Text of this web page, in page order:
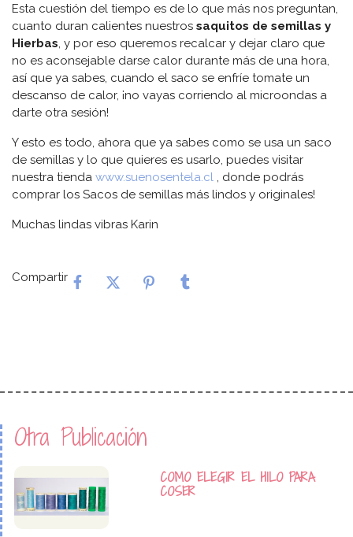
Esta cuestión del tiempo es de lo que más nos preguntan,
cuanto duran calientes nuestros saquitos de semillas y
Hierbas, y por eso queremos recalcar y dejar claro que
no es aconsejable darse calor durante más de una hora,
así que ya sabes, cuando el saco se enfríe tomate un
descanso de calor, ¡no vayas corriendo al microondas a
darte otra sesión!
Y esto es todo, ahora que ya sabes como se usa un saco
de semillas y lo que quieres es usarlo, puedes visitar
nuestra tienda www.suenosentela.cl , donde podrás
comprar los Sacos de semillas más lindos y originales!
Muchas lindas vibras Karin
Compartir
Otra Publicación
COMO ELEGIR EL HILO PARA
COSER